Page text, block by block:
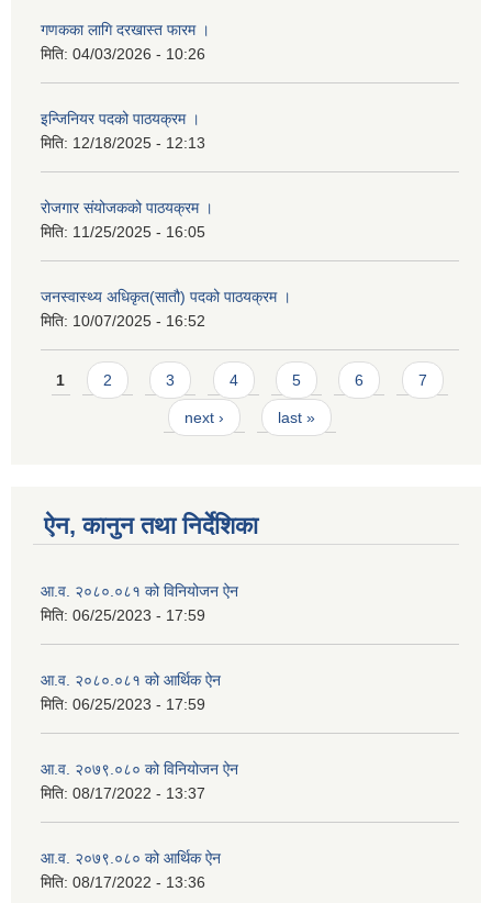
गणकका लागि दरखास्त फारम ।
मिति: 04/03/2026 - 10:26
इन्जिनियर पदको पाठयक्रम ।
मिति: 12/18/2025 - 12:13
रोजगार संयोजकको पाठयक्रम ।
मिति: 11/25/2025 - 16:05
जनस्वास्थ्य अधिकृत(सातौ) पदको पाठयक्रम ।
मिति: 10/07/2025 - 16:52
Pages
1 2 3 4 5 6 7
next › last »
ऐन, कानुन तथा निर्देशिका
आ.व. २०८०.०८१ को विनियोजन ऐन
मिति: 06/25/2023 - 17:59
आ.व. २०८०.०८१ को आर्थिक ऐन
मिति: 06/25/2023 - 17:59
आ.व. २०७९.०८० को विनियोजन ऐन
मिति: 08/17/2022 - 13:37
आ.व. २०७९.०८० को आर्थिक ऐन
मिति: 08/17/2022 - 13:36